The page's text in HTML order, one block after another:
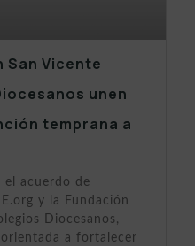
San Vicente
unen
temprana a
el acuerdo de
y la Fundación
Diocesanos,
a fortalecer